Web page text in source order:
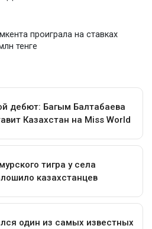
проиграла на ставках
тенге